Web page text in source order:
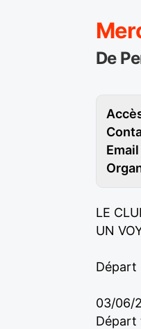
De
Email
LE
UN
Départ
03/06/
Départ